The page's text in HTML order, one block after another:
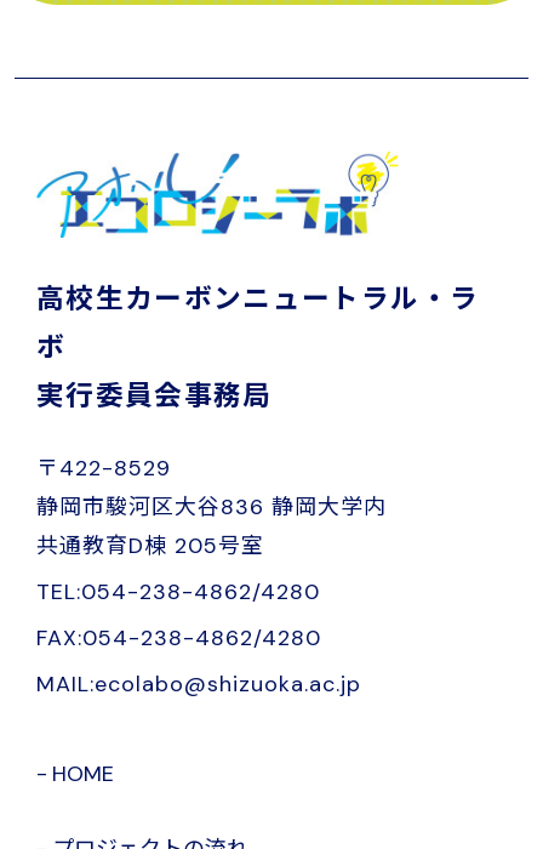
高校生カーボンニュートラル・ラ
ボ
実行委員会事務局
〒422-8529
静岡市駿河区大谷836 静岡大学内
共通教育D棟 205号室
TEL:054-238-4862/4280
FAX:054-238-4862/4280
MAIL:ecolabo@shizuoka.ac.jp
HOME